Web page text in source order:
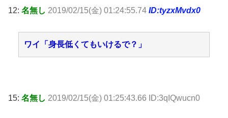
12: 名無し 2019/02/15(金) 01:24:55.74 ID:tyzxMvdx0
ワイ「身長低くてもいけるで？」
15: 名無し 2019/02/15(金) 01:25:43.66 ID:3qIQwucn0